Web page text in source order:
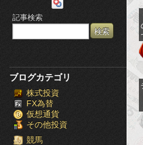
ア
記事検索
ブログカテゴリ
株式投資
FX為替
仮想通貨
その他投資
競馬